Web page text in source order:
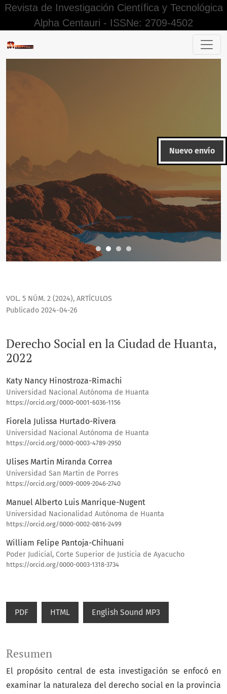
Revista de Investigación Científica y Tecnológica
Alpha Centauri - ISSNe: 2709-4502
Nuevo envío
VOL. 5 NÚM. 2 (2024), ARTÍCULOS
Derecho Social en la Ciudad de Huanta,
2022
Publicado 2024-04-26
Katy Nancy Hinostroza-Rimachi
Universidad Nacional Autónoma de Huanta
https://orcid.org/0000-0001-6036-1156
Fiorela Julissa Hurtado-Rivera
Universidad Nacional Autónoma de Huanta
https://orcid.org/0000-0003-4789-2950
Ulises Martin Miranda Correa
Universidad San Martin de Porres
https://orcid.org/0009-0009-2046-2740
Manuel Alberto Luis Manrique-Nugent
Universidad Nacionalidad Autónoma de Huanta
https://orcid.org/0000-0002-0816-2499
William Felipe Pantoja-Chihuani
Poder Judicial, Corte Superior de Justicia de Ayacucho
https://orcid.org/0000-0003-1318-3734
PDF HTML English Sound MP3
Resumen
El propósito central de esta investigación se enfocó en
examinar la naturaleza del derecho social en la provincia